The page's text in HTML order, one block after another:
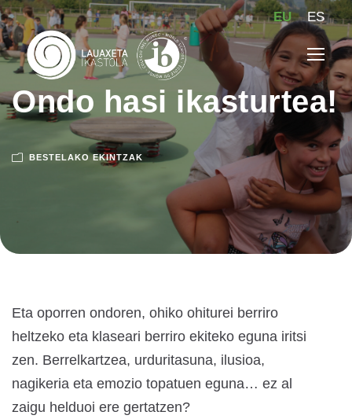
EU ES
Ondo hasi ikasturtea!
BESTELAKO EKINTZAK
Eta oporren ondoren, ohiko ohiturei berriro
heltzeko eta klaseari berriro ekiteko eguna iritsi
zen. Berrelkartzea, urduritasuna, ilusioa,
nagikeria eta emozio topatuen eguna… ez al
zaigu helduoi ere gertatzen?